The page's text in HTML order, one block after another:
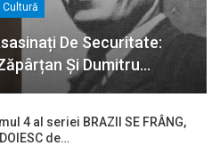
Cultură
De Securitate:
Și Dumitru…
4 al seriei BRAZII SE FRÂNG,
de…